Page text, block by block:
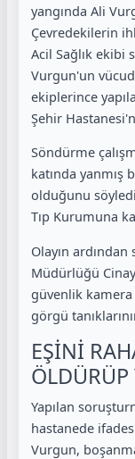
yangında Ali
Çevredekilerin
Acil Sağlık ekibi
Vurgun'un
ekiplerince
Şehir
Söndürme
katında
olduğunu
Tıp Kurumuna
Olayın
Müdürlüğü
güvenlik kamera
görgü
EŞİNİ
ÖLDÜRÜP
Yapılan
hastanede
Vurgun,